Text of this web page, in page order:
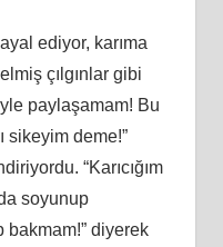
ediyor, karıma
çılgınlar gibi
paylaşamam! Bu
sikeyim deme!”
“Karıcığım
soyunup
bakmam!” diyerek